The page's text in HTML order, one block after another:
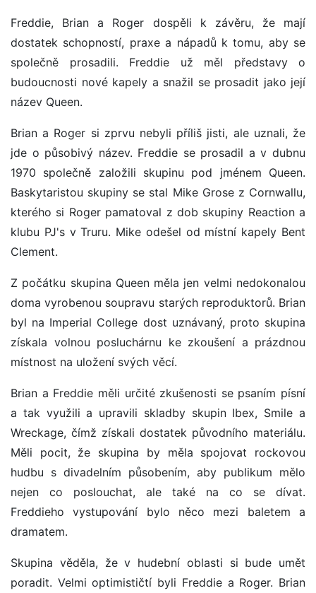
Freddie, Brian a Roger dospěli k závěru, že mají
dostatek schopností, praxe a nápadů k tomu, aby se
společně prosadili. Freddie už měl představy o
budoucnosti nové kapely a snažil se prosadit jako její
název Queen.
Brian a Roger si zprvu nebyli příliš jisti, ale uznali, že
jde o působivý název. Freddie se prosadil a v dubnu
1970 společně založili skupinu pod jménem Queen.
Baskytaristou skupiny se stal Mike Grose z Cornwallu,
kterého si Roger pamatoval z dob skupiny Reaction a
klubu PJ's v Truru. Mike odešel od místní kapely Bent
Clement.
Z počátku skupina Queen měla jen velmi nedokonalou
doma vyrobenou soupravu starých reproduktorů. Brian
byl na Imperial College dost uznávaný, proto skupina
získala volnou posluchárnu ke zkoušení a prázdnou
místnost na uložení svých věcí.
Brian a Freddie měli určité zkušenosti se psaním písní
a tak využili a upravili skladby skupin Ibex, Smile a
Wreckage, čímž získali dostatek původního materiálu.
Měli pocit, že skupina by měla spojovat rockovou
hudbu s divadelním působením, aby publikum mělo
nejen co poslouchat, ale také na co se dívat.
Freddieho vystupování bylo něco mezi baletem a
dramatem.
Skupina věděla, že v hudební oblasti si bude umět
poradit. Velmi optimističtí byli Freddie a Roger. Brian